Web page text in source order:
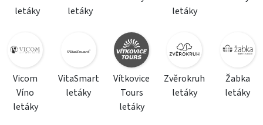
letáky
letáky
letáky
Vicom
Víno
letáky
VitaSmart
letáky
Vítkovice
Tours
letáky
Zvěrokruh
letáky
Žabka
letáky